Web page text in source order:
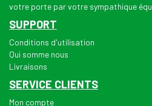
votre porte par votre sympathique
SUPPORT
Conditions d'utilisation
Qui somme nous
Livraisons
SERVICE CLIENTS
Mon compte